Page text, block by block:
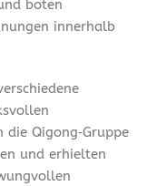
boten
innerhalb
Qigong‑Gruppe
und erhielten